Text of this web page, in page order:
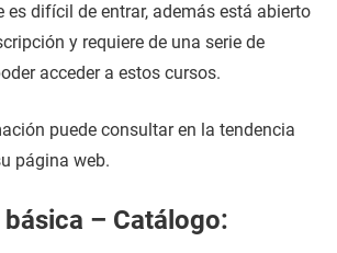
es difícil de entrar, además está abierto
y requiere de una serie de
acceder a estos cursos.
puede consultar en la tendencia
página web.
– Catálogo: